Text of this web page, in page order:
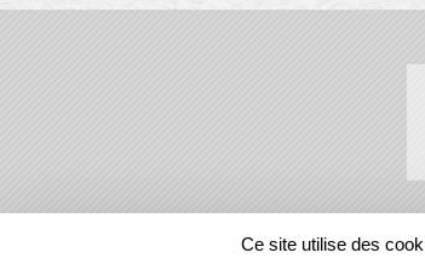
REGIONS
Ce site utilise des